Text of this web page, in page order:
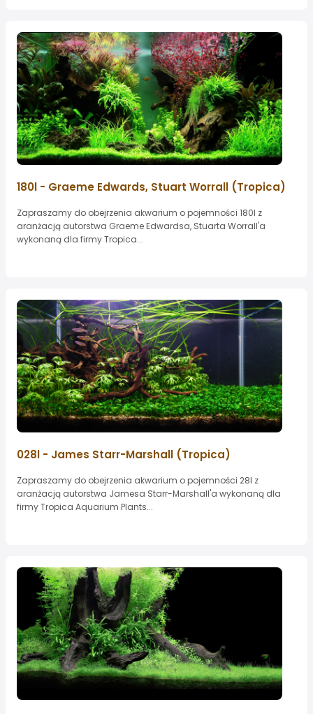
180l - Graeme Edwards, Stuart Worrall (Tropica)
Zapraszamy do obejrzenia akwarium o pojemności 180l z
aranżacją autorstwa Graeme Edwardsa, Stuarta Worrall'a
wykonaną dla firmy Tropica...
028l - James Starr-Marshall (Tropica)
Zapraszamy do obejrzenia akwarium o pojemności 28l z
aranżacją autorstwa Jamesa Starr-Marshall'a wykonaną dla
firmy Tropica Aquarium Plants...